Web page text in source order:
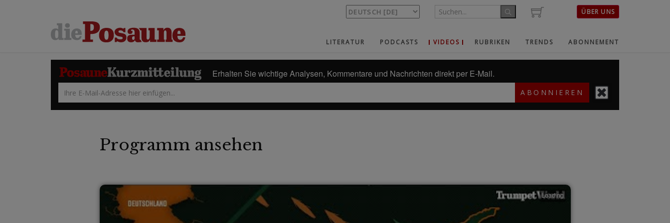
ÜBER UNS
LITERATUR PODCASTS VIDEOS RUBRIKEN TRENDS ABONNEMENT
Erhalten Sie wichtige Analysen, Kommentare und Nachrichten direkt per E-Mail.
ABONNIEREN
Programm ansehen
Loading